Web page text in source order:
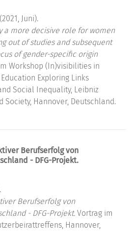
Juni).
a more decisive role for women
out of studies and subsequent
of gender-specific origin
Workshop (In)visibilities in
Exploring Links
Social Inequality, Leibniz
Society, Hannover, Deutschland.
Berufserfolg von
- DFG-Projekt.
Berufserfolg von
- DFG-Projekt. Vortrag im
Hannover,